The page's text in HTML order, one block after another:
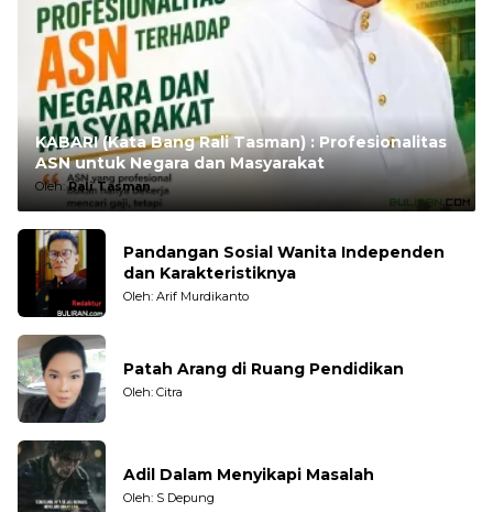
KABARI (Kata Bang Rali Tasman) : Profesionalitas
ASN untuk Negara dan Masyarakat
Oleh:Rali Tasman
Pandangan Sosial Wanita Independen
dan Karakteristiknya
Oleh: Arif Murdikanto
Patah Arang di Ruang Pendidikan
Oleh: Citra
Adil Dalam Menyikapi Masalah
Oleh: S Depung